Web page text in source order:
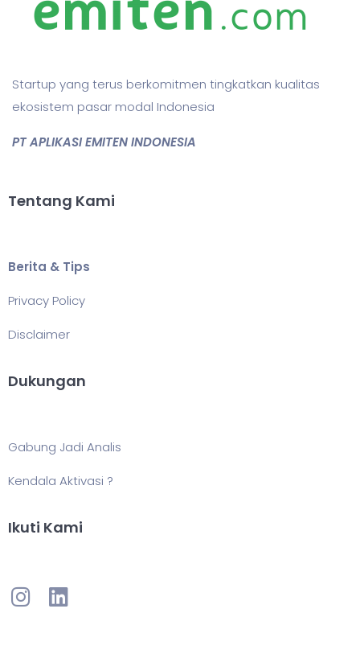
Startup yang terus berkomitmen tingkatkan kualitas
ekosistem pasar modal Indonesia
PT APLIKASI EMITEN INDONESIA
Tentang Kami
Berita & Tips
Privacy Policy
Disclaimer
Dukungan
Gabung Jadi Analis
Kendala Aktivasi ?
Ikuti Kami